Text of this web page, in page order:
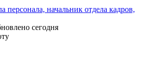
персонала, начальник отдела кадров,
сегодня